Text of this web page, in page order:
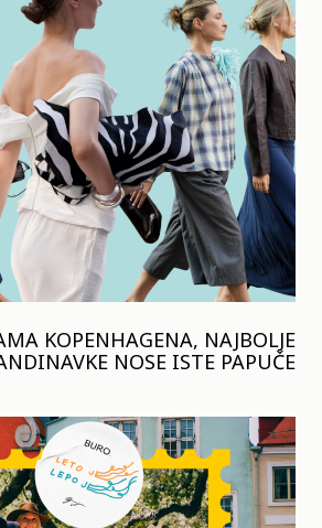
KOPENHAGENA, NAJBOLJE
NOSE ISTE PAPUČE